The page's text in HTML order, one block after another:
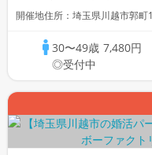
開催地住所：埼玉県川越市郭
30〜49歳 7,480円
◎受付中